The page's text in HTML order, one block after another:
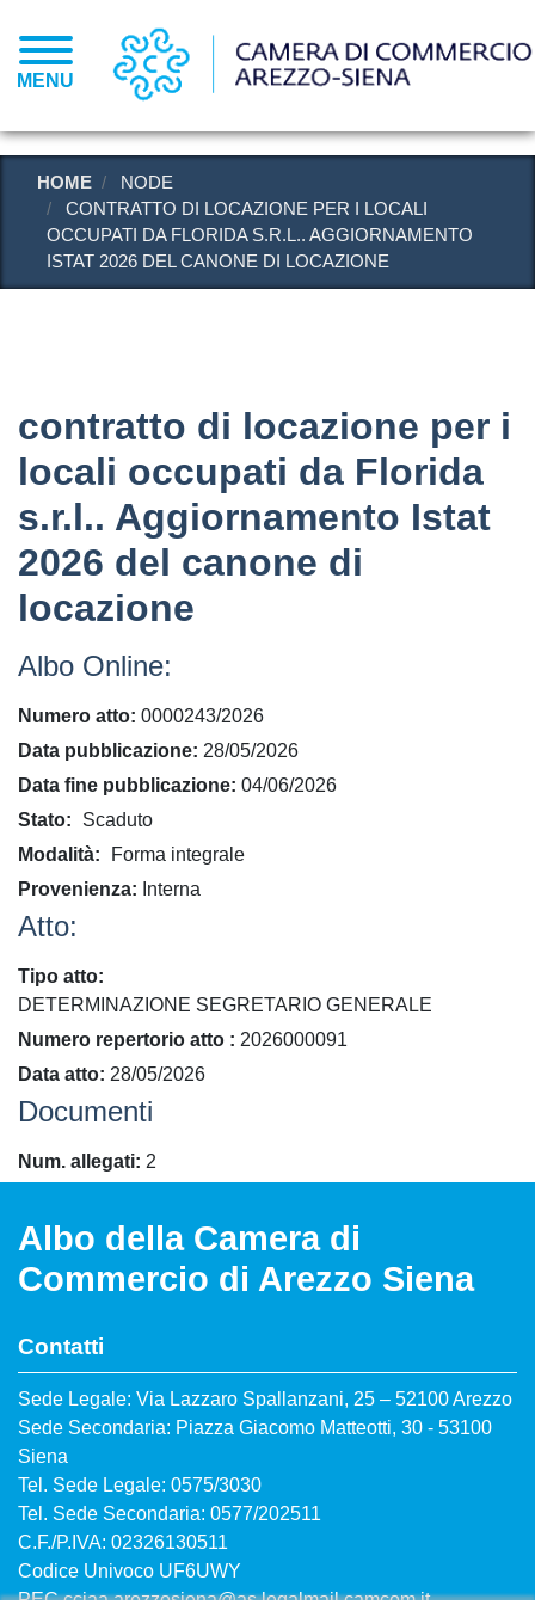
al
contenuto
MENU
HOME
NODE
CONTRATTO DI LOCAZIONE PER I LOCALI
OCCUPATI DA FLORIDA S.R.L.. AGGIORNAMENTO
ISTAT 2026 DEL CANONE DI LOCAZIONE
contratto di locazione per i
locali occupati da Florida
s.r.l.. Aggiornamento Istat
2026 del canone di
locazione
Albo Online:
Numero atto 0000243/2026
Data pubblicazione 28/05/2026
Data fine pubblicazione 04/06/2026
Stato
Scaduto
Modalità
Forma integrale
Provenienza
Interna
Atto:
Tipo atto
DETERMINAZIONE SEGRETARIO GENERALE
​Numero repertorio atto
2026000091
Data atto 28/05/2026
Documenti
Num. allegati 2
Albo della Camera di
Commercio di Arezzo Siena
Contatti
Sede Legale: Via Lazzaro Spallanzani, 25 – 52100 Arezzo
Sede Secondaria: Piazza Giacomo Matteotti, 30 - 53100
Siena
Tel. Sede Legale: 0575/3030
Tel. Sede Secondaria: 0577/202511
C.F./P.IVA: 02326130511
Codice Univoco UF6UWY
PECcciaa.arezzosiena@as.legalmail.camcom.it